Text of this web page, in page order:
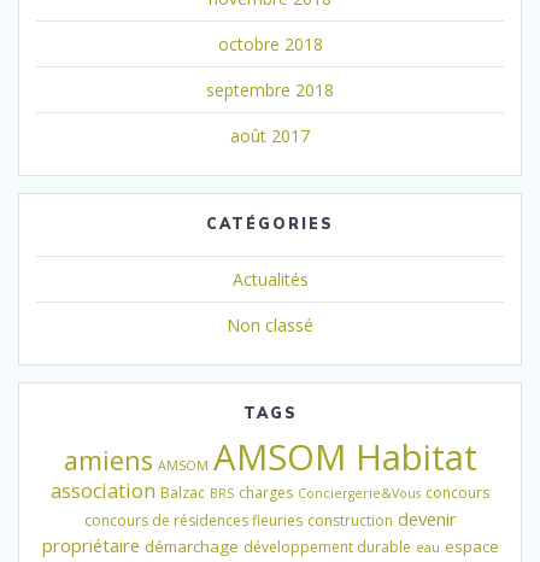
octobre 2018
septembre 2018
août 2017
CATÉGORIES
Actualités
Non classé
TAGS
amiens AMSOM AMSOM Habitat
association Balzac BRS charges Conciergerie&Vous concours
concours de résidences fleuries construction devenir
propriétaire démarchage développement durable eau espace